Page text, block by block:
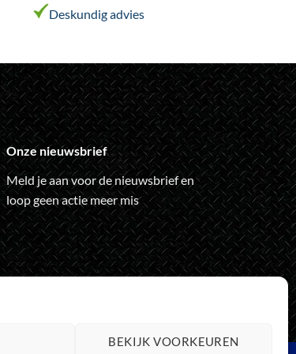
BEKIJK VOORKEUREN
variaties.
kan
gekozen
worden
op
de
productpagina
Deskundig advies
Onze nieuwsbrief
Meld je aan voor de nieuwsbrief en
loop geen actie meer mis